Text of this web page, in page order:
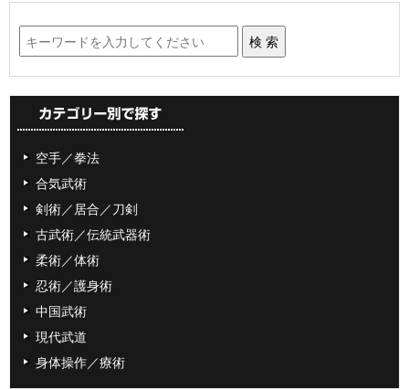
空手／拳法
合気武術
剣術／居合／刀剣
古武術／伝統武器術
柔術／体術
忍術／護身術
中国武術
現代武道
身体操作／療術